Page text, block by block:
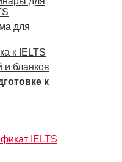
для
к IELTS
и бланков
к
IELTS